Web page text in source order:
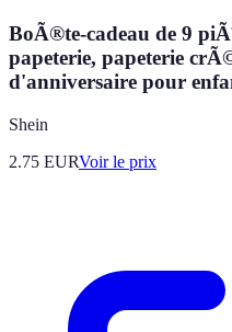
BoÃ®te-cadeau de 9
papeterie, papeterie
d'anniversaire pour
Shein
2.75 EURVoir le prix